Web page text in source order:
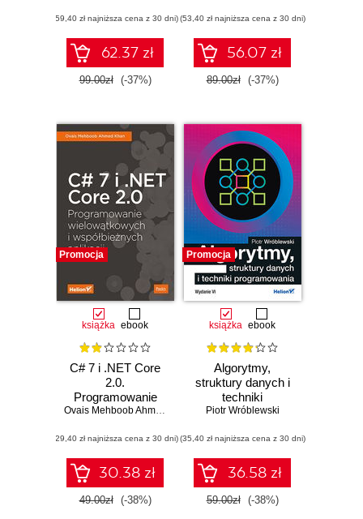
(59,40 zł najniższa cena z 30 dni)
62.37 zł
99.00zł (-37%)
(53,40 zł najniższa cena z 30 dni)
56.07 zł
89.00zł (-37%)
Promocja
książka ebook
C# 7 i .NET Core
2.0.
Programowanie
wielowątkowych i
aplikacji
Ovais Mehboob Ahmed Khan
(29,40 zł najniższa cena z 30 dni)
30.38 zł
49.00zł (-38%)
Promocja
książka ebook
Algorytmy,
struktury danych i
techniki
programowania.
Piotr Wróblewski
(35,40 zł najniższa cena z 30 dni)
36.58 zł
59.00zł (-38%)